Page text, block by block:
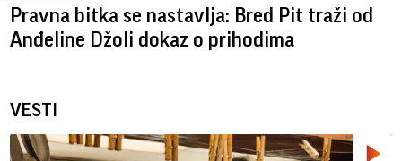
Pravna bitka se nastavlja: Bred ​​Pit traži od
Anđeline Džoli dokaz o prihodima
VESTI